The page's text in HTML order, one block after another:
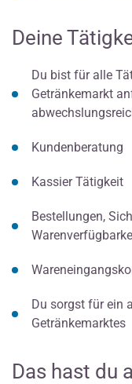
Deine
Du bist für alle
Getränkemarkt
Kundenberatung
Kassier Tätigkeit
Bestellungen,
Du sorgst für ein
Getränkemarktes
Das hast du